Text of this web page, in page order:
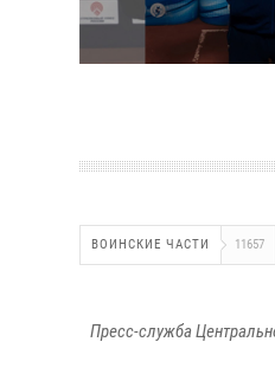
ВОИНСКИЕ ЧАСТИ 11657
Пресс-служба